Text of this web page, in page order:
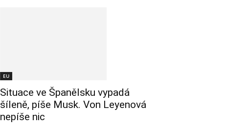
EU
Situace ve Španělsku vypadá
šíleně, píše Musk. Von Leyenová
nepíše nic